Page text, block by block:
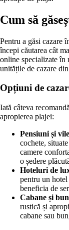
Cum să
Pentru a găsi cazare
începi căutarea cât
online specializate în
unitățile de cazare
Opțiuni de
Iată câteva
apropierea plajei:
Pensiuni și
cochete,
camere
o ședere
Hoteluri de
pentru un
beneficia de
Cabane și
rustică și
cabane sau